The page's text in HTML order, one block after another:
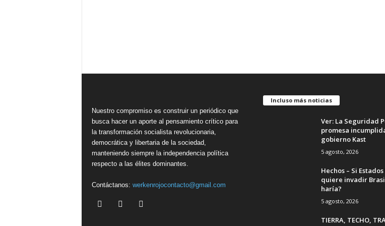
Nuestro compromiso es construir un periódico que
busca hacer un aporte al pensamiento crítico para
la transformación socialista revolucionaria,
democrática y libertaria de la sociedad,
manteniendo siempre la independencia política
respecto a las élites dominantes.
Contáctanos: werkenrojocontacto@gmail.com
Incluso más noticias
Ver: La Seguridad
promesa
gobierno Kast
5 agosto, 2026
Hechos – Si
quiere invadir
haría?
5 agosto, 2026
TIERRA, TECHO,